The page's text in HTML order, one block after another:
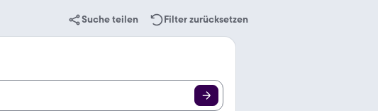
Suche teilen Filter zurücksetzen